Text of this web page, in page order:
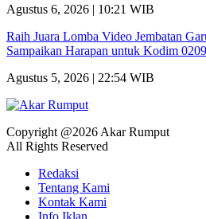
Agustus 6, 2026 | 10:21 WIB
Raih Juara Lomba Video Jembatan
Sampaikan Harapan untuk Kodim
Agustus 5, 2026 | 22:54 WIB
Copyright @2026 Akar Rumput
All Rights Reserved
Redaksi
Tentang Kami
Kontak Kami
Info Iklan